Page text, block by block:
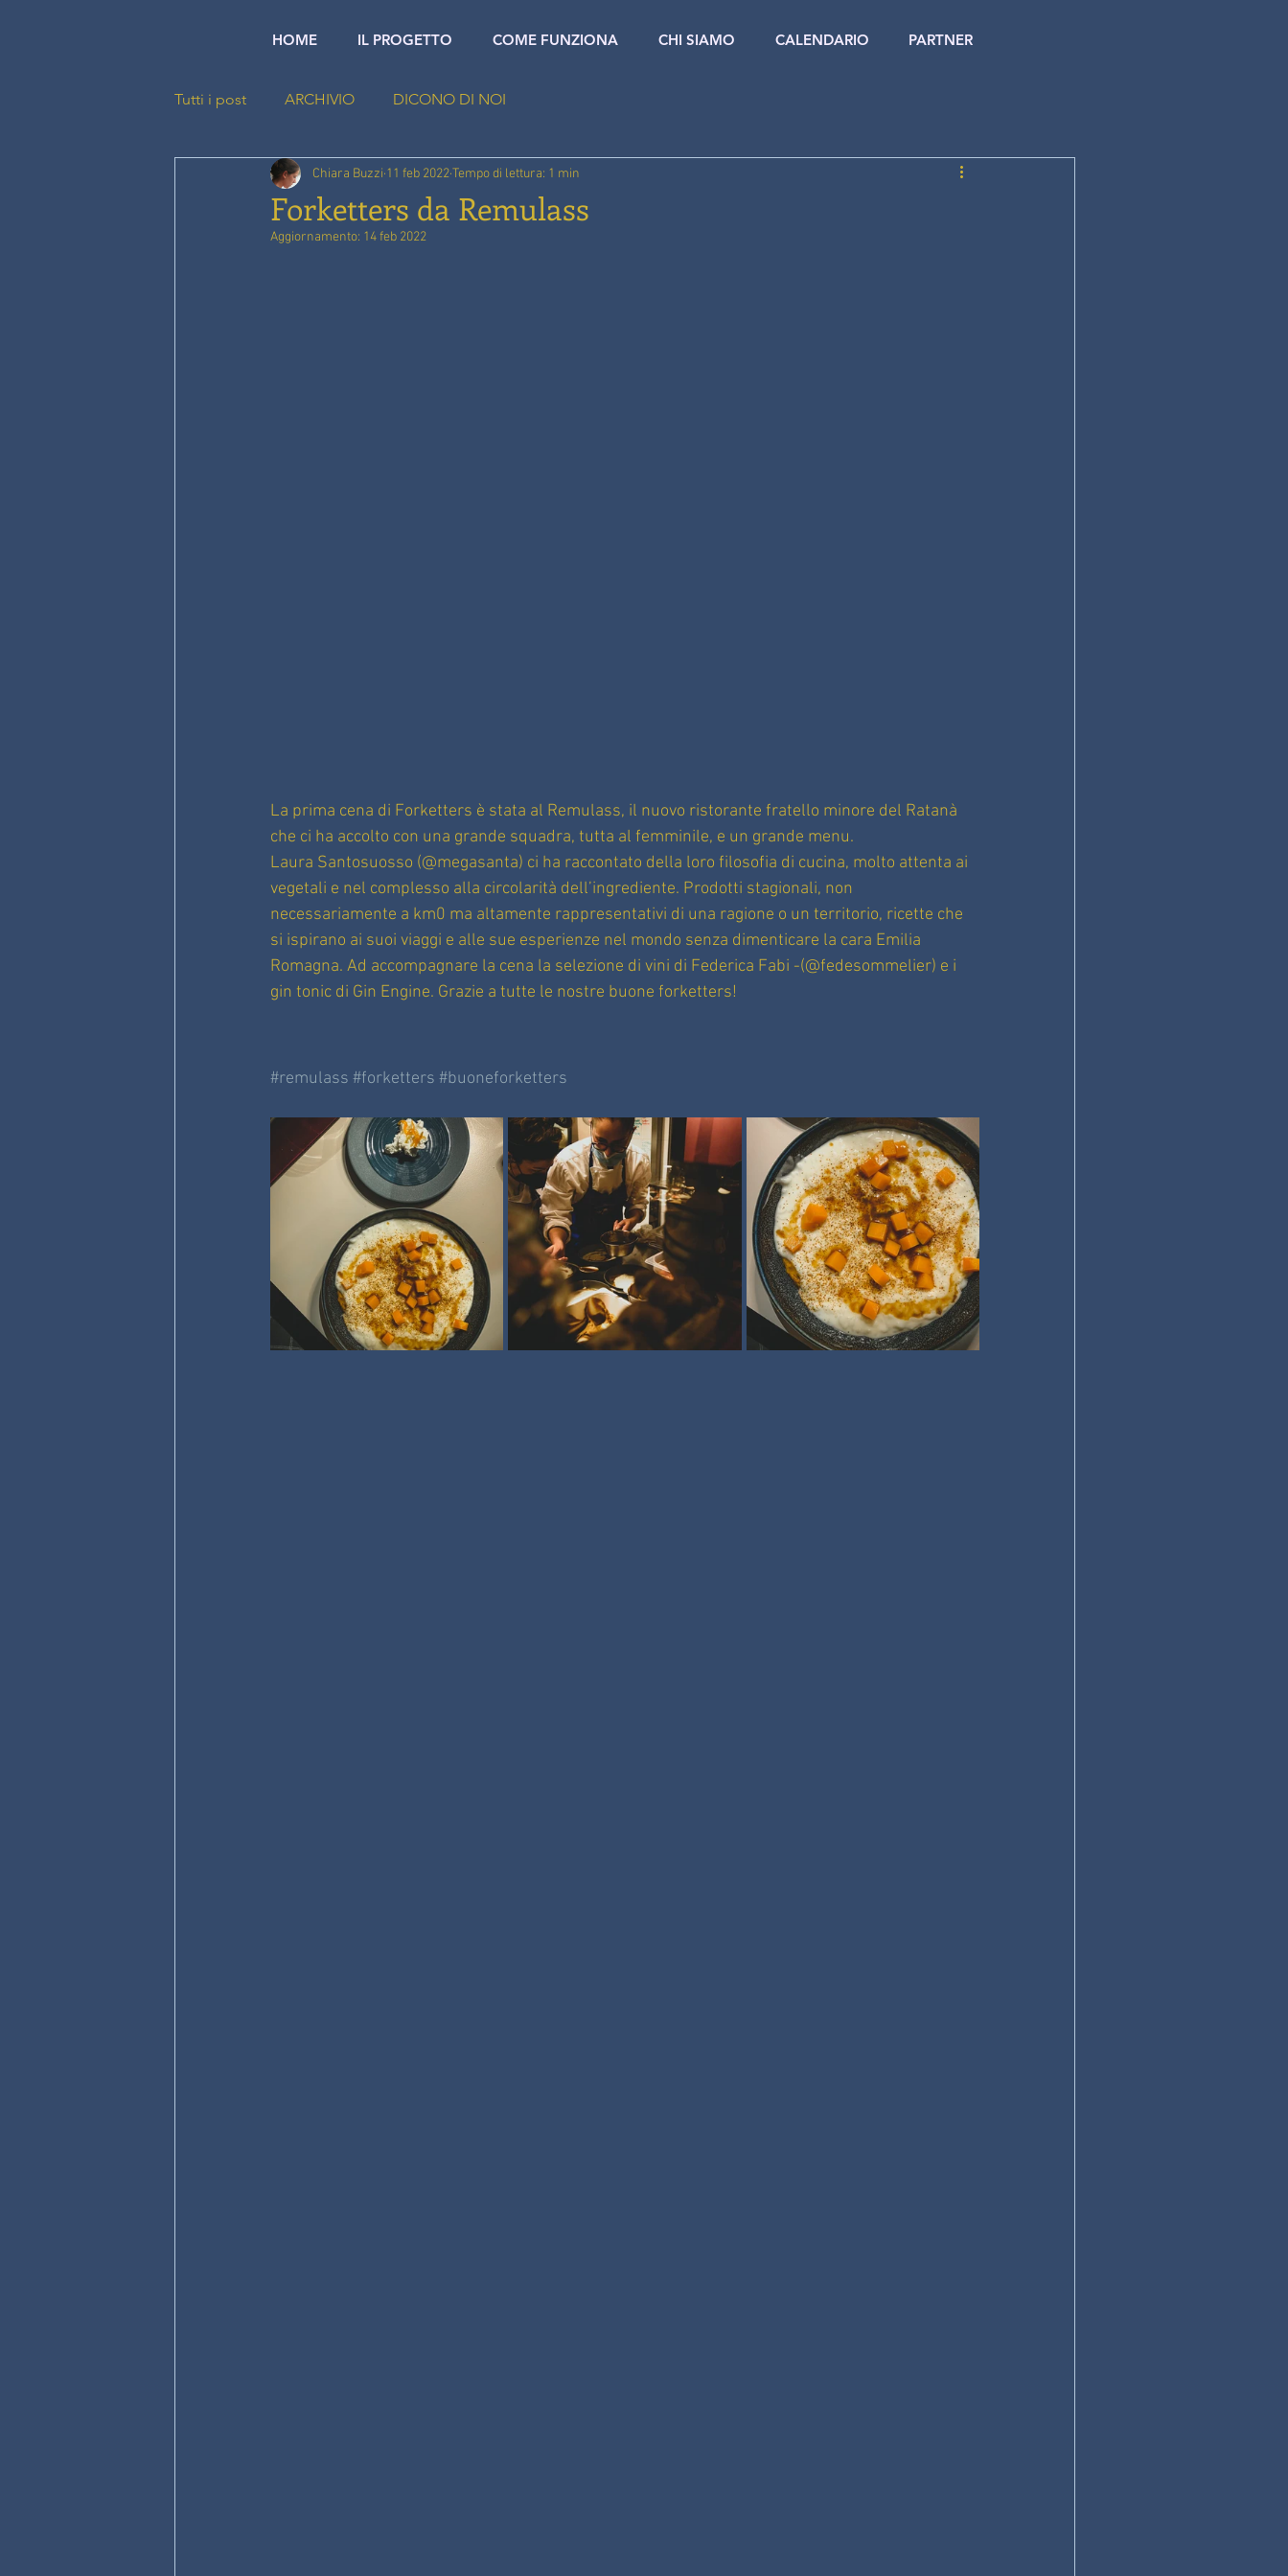
HOME IL PROGETTO COME FUNZIONA CHI SIAMO CALENDARIO PARTNER
Tutti i post ARCHIVIO DICONO DI NOI
Forketters da Remulass
Chiara Buzzi 11 feb 2022Tempo di lettura: 1 min
Aggiornamento: 14 feb 2022
La prima cena di Forketters è stata al Remulass, il nuovo ristorante fratello minore del Ratanà
che ci ha accolto con una grande squadra, tutta al femminile, e un grande menu.
Laura Santosuosso (@megasanta) ci ha raccontato della loro filosofia di cucina, molto attenta ai
vegetali e nel complesso alla circolarità dell’ingrediente. Prodotti stagionali, non
necessariamente a km0 ma altamente rappresentativi di una ragione o un territorio, ricette che
si ispirano ai suoi viaggi e alle sue esperienze nel mondo senza dimenticare la cara Emilia
Romagna. Ad accompagnare la cena la selezione di vini di Federica Fabi -(@fedesommelier) e i
gin tonic di Gin Engine. Grazie a tutte le nostre buone forketters!
#remulass #forketters #buoneforketters